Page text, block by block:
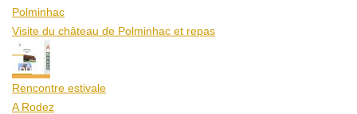
Polminhac
Visite du château de Polminhac et repas
12
Aoû
Rencontre estivale
A Rodez